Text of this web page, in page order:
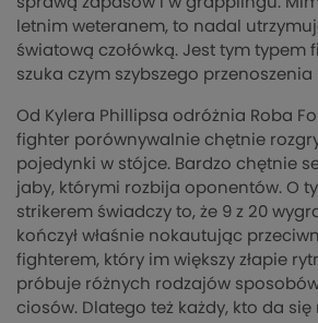
letnim weteranem, to nadal
światową czołówką. Jest tym typem
szuka czym szybszego
Od Kylera Phillipsa odróżnia Roba
fighter porównywalnie chętnie
pojedynki w stójce. Bardzo chętnie
jaby, którymi rozbija oponentów. O
strikerem świadczy to, że 9 z 20
kończył właśnie nokautując
fighterem, który im większy złapie
próbuje różnych rodzajów
ciosów. Dlatego też każdy, kto da się